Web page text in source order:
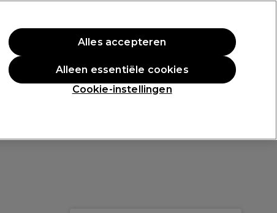
Aanmelden
Professionele Awards
Cookie-instellingen
Alleen essentiële cookies
Alles accepteren